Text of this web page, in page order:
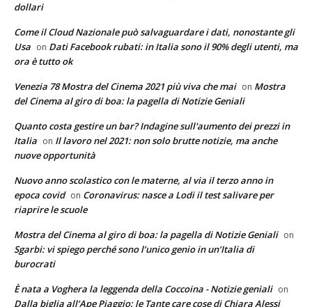
dollari
Come il Cloud Nazionale può salvaguardare i dati, nonostante gli
Usa on Dati Facebook rubati: in Italia sono il 90% degli utenti, ma
ora è tutto ok
Venezia 78 Mostra del Cinema 2021 più viva che mai on Mostra
del Cinema al giro di boa: la pagella di Notizie Geniali
Quanto costa gestire un bar? Indagine sull'aumento dei prezzi in
Italia on Il lavoro nel 2021: non solo brutte notizie, ma anche
nuove opportunità
Nuovo anno scolastico con le materne, al via il terzo anno in
epoca covid on Coronavirus: nasce a Lodi il test salivare per
riaprire le scuole
Mostra del Cinema al giro di boa: la pagella di Notizie Geniali on
Sgarbi: vi spiego perché sono l’unico genio in un’Italia di
burocrati
È nata a Voghera la leggenda della Coccoina - Notizie geniali on
Dalla biglia all’Ape Piaggio: le Tante care cose di Chiara Alessi